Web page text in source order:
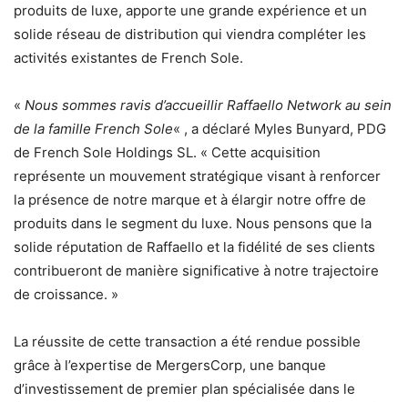
produits de luxe, apporte une grande expérience et un
solide réseau de distribution qui viendra compléter les
activités existantes de French Sole.
« Nous sommes ravis d’accueillir Raffaello Network au sein
de la famille French Sole« , a déclaré Myles Bunyard, PDG
de French Sole Holdings SL. « Cette acquisition
représente un mouvement stratégique visant à renforcer
la présence de notre marque et à élargir notre offre de
produits dans le segment du luxe. Nous pensons que la
solide réputation de Raffaello et la fidélité de ses clients
contribueront de manière significative à notre trajectoire
de croissance. »
La réussite de cette transaction a été rendue possible
grâce à l’expertise de MergersCorp, une banque
d’investissement de premier plan spécialisée dans le